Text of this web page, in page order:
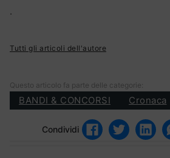
.
Tutti gli articoli dell'autore
Questo articolo fa parte delle categorie:
BANDI & CONCORSI Cronaca
Condividi